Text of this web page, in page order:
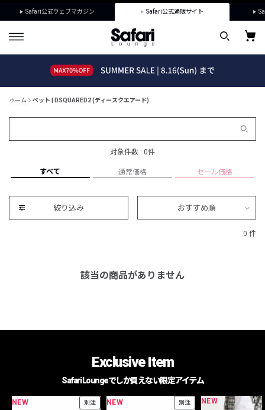
Safari公式ウェブマガジン Safari公式通販サイト
ホーム ペット | DSQUARED2 (ディースクエアード)
対象件数 : 0件
すべて 通常価格 セール価格
絞り込み おすすめ順
0 件
該当の商品がありません
Exclusive Item
Safari Loungeでしか買えない限定アイテム
NEW 別注 NEW 別注 NEW